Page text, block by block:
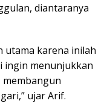
diantaranya
utama karena inilah
ingin menunjukkan
membangun
ujar Arif.